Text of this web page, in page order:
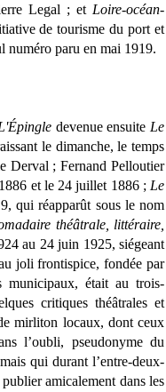
Legal ; et Loire-océan-
de tourisme du port et
numéro paru en mai 1919.
devenue ensuite Le
le dimanche, le temps
Derval ; Fernand Pelloutier
et le 24 juillet 1886 ; Le
qui réapparût sous le nom
théâtrale, littéraire,
au 24 juin 1925, siégeant
joli frontispice, fondée par
municipaux, était au trois-
critiques théâtrales et
mirliton locaux, dont ceux
l’oubli, pseudonyme du
qui durant l’entre-deux-
amicalement dans les